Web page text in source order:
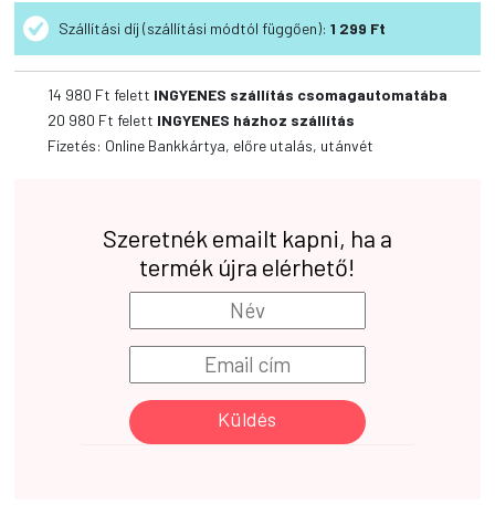
Szállítási díj (szállítási módtól függően): 1 299 Ft
14 980 Ft felett INGYENES szállítás csomagautomatába
20 980 Ft felett INGYENES házhoz szállítás
Fizetés: Online Bankkártya, előre utalás, utánvét
Szeretnék emailt kapni, ha a
termék újra elérhető!
Küldés